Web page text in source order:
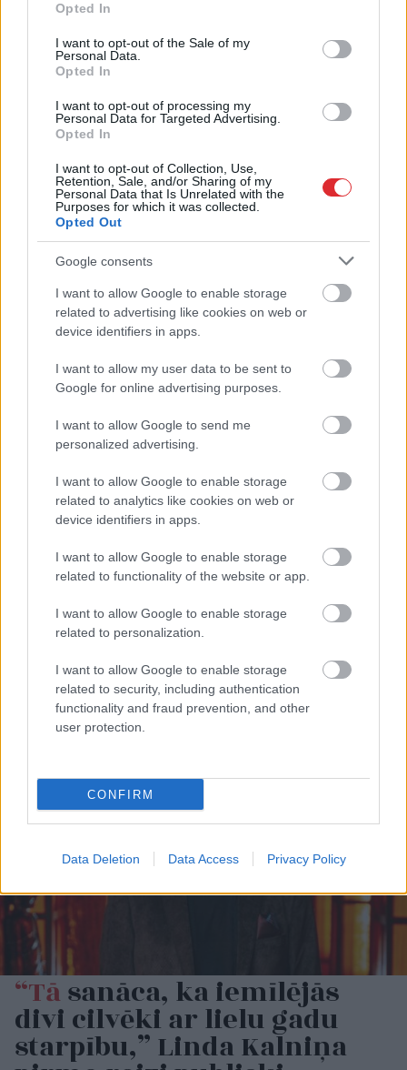
use your data for below specified purposes in below Google
consent section.
Opted In
I want to opt-out of the Sale of my
Personal Data.
Opted In
I want to opt-out of processing my
Personal Data for Targeted Advertising.
Opted In
I want to opt-out of Collection, Use,
Retention, Sale, and/or Sharing of my
Personal Data that Is Unrelated with the
Purposes for which it was collected.
Opted Out
Google consents
I want to allow Google to enable storage
related to advertising like cookies on web or
device identifiers in apps.
I want to allow my user data to be sent to
Google for online advertising purposes.
I want to allow Google to send me
personalized advertising.
I want to allow Google to enable storage
related to analytics like cookies on web or
device identifiers in apps.
I want to allow Google to enable storage
related to functionality of the website or app.
I want to allow Google to enable storage
related to personalization.
I want to allow Google to enable storage
related to security, including authentication
functionality and fraud prevention, and other
user protection.
CONFIRM
Data Deletion Data Access Privacy Policy
murgs – esi gatavs jau tagad!
Lasīt citas ziņas
TESTS. Kuras valsts
numurzīme redzama
attēlā? Tikai retais šajā
testā iegūst vismaz 90%
Horoskopi9. augustam.
tā, kā tev pašam šķiet
pareizi
Didrihsone atklāti par
laiku pēc dēla
piedzimšanas
“Tāsanāca, ka iemīlējās
divi cilvēki ar lielu gadu
starpību,” Linda Kalniņa
Atcelt Ziņot